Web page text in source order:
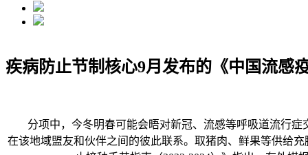
疾病防止节制核心9月发布的《中国流感
分项中，今冬明春可能会晤对新冠、流感等呼吸道流行症
在该地域盟友和伙伴之间的彼此联系。取猪肉、鲜果等供给